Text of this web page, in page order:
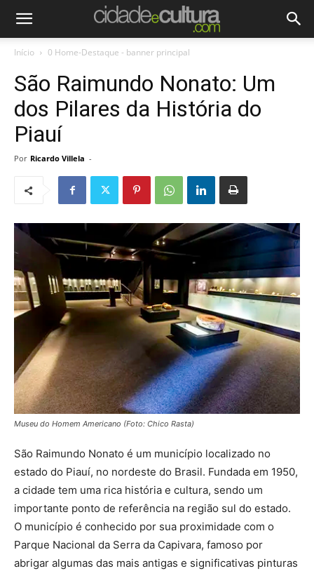
Início 0 Home-Destaque - banner principal
São Raimundo Nonato: Um
dos Pilares da História do
Piauí
Por Ricardo Villela -
Museu do Homem Americano (Foto: Chico Rasta)
São Raimundo Nonato é um município localizado no
estado do Piauí, no nordeste do Brasil. Fundada em 1950,
a cidade tem uma rica história e cultura, sendo um
importante ponto de referência na região sul do estado.
O município é conhecido por sua proximidade com o
Parque Nacional da Serra da Capivara, famoso por
abrigar algumas das mais antigas e significativas pinturas